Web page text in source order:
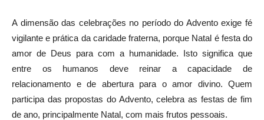
A dimensão das celebrações no período do Advento exige fé
vigilante e prática da caridade fraterna, porque Natal é festa do
amor de Deus para com a humanidade. Isto significa que
entre os humanos deve reinar a capacidade de
relacionamento e de abertura para o amor divino. Quem
participa das propostas do Advento, celebra as festas de fim
de ano, principalmente Natal, com mais frutos pessoais.